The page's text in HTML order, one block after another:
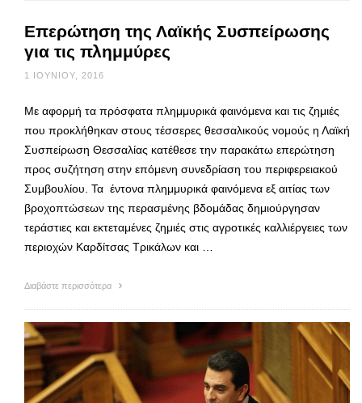
Επερώτηση της Λαϊκής Συσπείρωσης
για τις πλημμύρες
1 ΙΟΥΝΊΟΥ, 2016
Με αφορμή τα πρόσφατα πλημμυρικά φαινόμενα και τις ζημιές
που προκλήθηκαν στους τέσσερες θεσσαλικούς νομούς η Λαϊκή
Συσπείρωση Θεσσαλίας κατέθεσε την παρακάτω επερώτηση
προς συζήτηση στην επόμενη συνεδρίαση του περιφερειακού
Συμβουλίου. Τα έντονα πλημμυρικά φαινόμενα εξ αιτίας των
βροχοπτώσεων της περασμένης βδομάδας δημιούργησαν
τεράστιες και εκτεταμένες ζημιές στις αγροτικές καλλιέργειες των
περιοχών Καρδίτσας Τρικάλων και …
Διαβάστε περισσότερα